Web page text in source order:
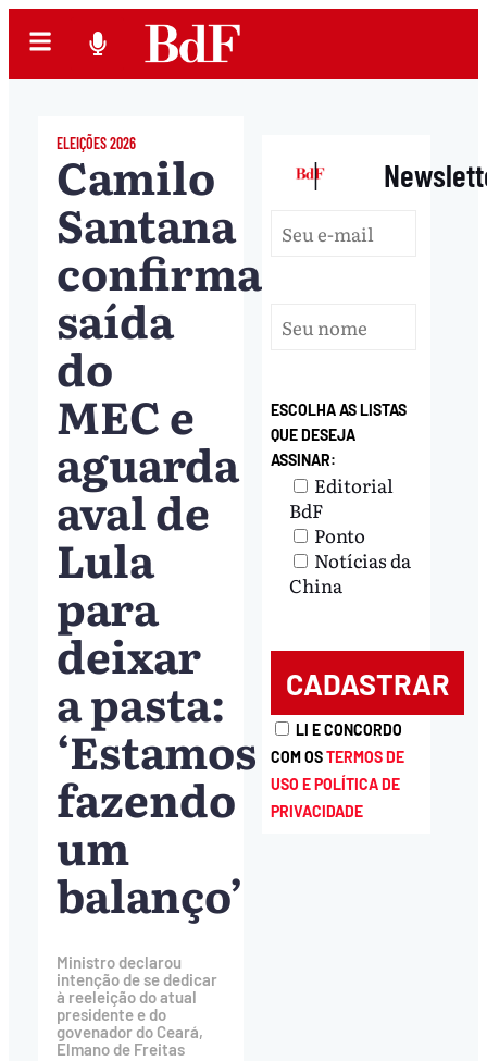
ELEIÇÕES 2026
Camilo
Santana
confirma
saída
do
MEC e
aguarda
aval de
Lula
para
deixar
a pasta:
‘Estamos
fazendo
um
balanço’
Ministro declarou
intenção de se dedicar
à reeleição do atual
presidente e do
govenador do Ceará,
Elmano de Freitas
|
ESCOLHA AS LISTAS
QUE DESEJA
ASSINAR:
Editorial
BdF
Ponto
Notícias da
China
LI E CONCORDO
COM OSTERMOS DE
USO E POLÍTICA DE
PRIVACIDADE